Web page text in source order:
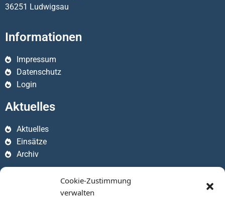
Cookie-Zustimmung
verwalten
36251 Ludwigsau
Informationen
Impressum
Datenschutz
Login
Aktuelles
Aktuelles
Einsätze
Archiv